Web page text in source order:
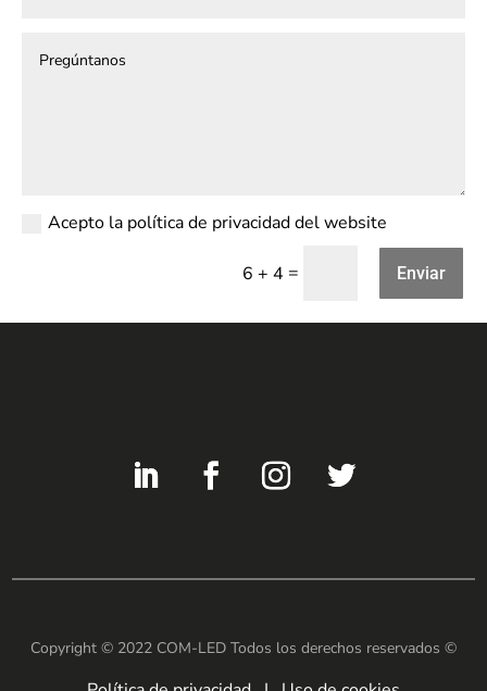
Acepto la política de privacidad del website
6 + 4 = Enviar
Copyright © 2022 COM-LED Todos los derechos reservados ©